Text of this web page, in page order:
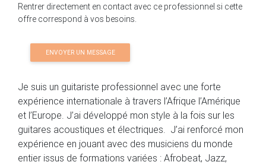
Rentrer directement en contact avec ce professionnel si cette
offre correspond à vos besoins.
ENVOYER UN MESSAGE
Je suis un guitariste professionnel avec une forte
expérience internationale à travers l’Afrique l’Amérique
et l’Europe. J’ai développé mon style à la fois sur les
guitares acoustiques et électriques. J’ai renforcé mon
expérience en jouant avec des musiciens du monde
entier issus de formations variées : Afrobeat, Jazz,